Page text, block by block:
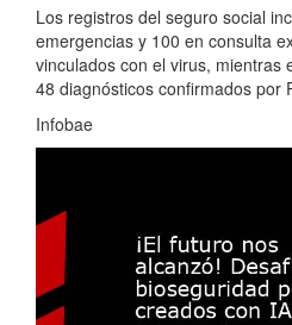
Los registros del seguro social
emergencias y 100 en consulta
vinculados con el virus, mientras
48 diagnósticos confirmados por
Infobae